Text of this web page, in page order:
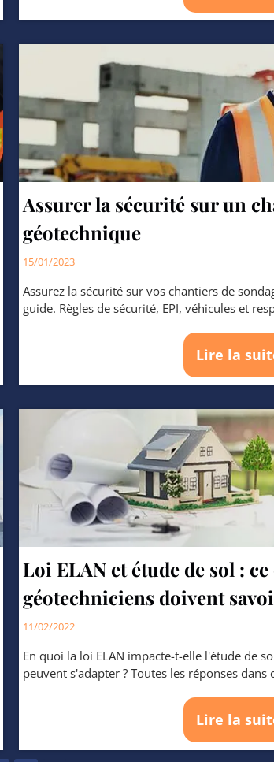
Assurer la sécurité sur un
géotechnique
15/01/2023
Assurez la sécurité sur vos chantiers de
guide. Règles de sécurité, EPI, véhicules et
Lire la
Loi ELAN et étude de sol : ce
géotechniciens doivent
11/02/2022
En quoi la loi ELAN impacte-t-elle l'étude de
peuvent s'adapter ? Toutes les
Lire la